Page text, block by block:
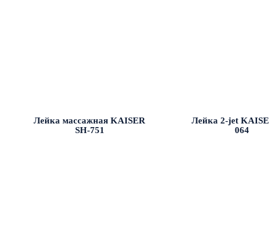
Лейка массажная KAISER
SH-751
Лейка 2-jet
064